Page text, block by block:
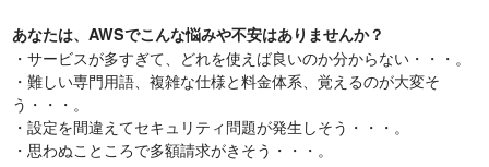
あなたは、AWSでこんな悩みや不安はありませんか？
・サービスが多すぎて、どれを使えば良いのか分からない・・・。
・難しい専門用語、複雑な仕様と料金体系、覚えるのが大変そ
う・・・。
・設定を間違えてセキュリティ問題が発生しそう・・・。
・思わぬこところで多額請求がきそう・・・。